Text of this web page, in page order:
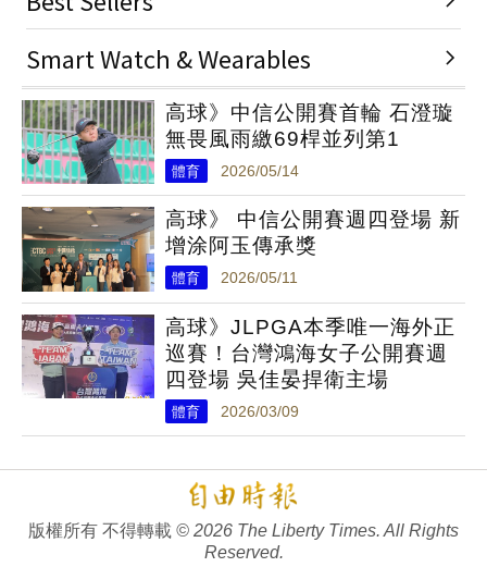
高球》中信公開賽首輪 石澄璇
無畏風雨繳69桿並列第1
體育 2026/05/14
高球》 中信公開賽週四登場 新
增涂阿玉傳承獎
體育 2026/05/11
高球》JLPGA本季唯一海外正
巡賽！台灣鴻海女子公開賽週
四登場 吳佳晏捍衛主場
體育 2026/03/09
版權所有 不得轉載 © 2026 The Liberty Times. All Rights
Reserved.